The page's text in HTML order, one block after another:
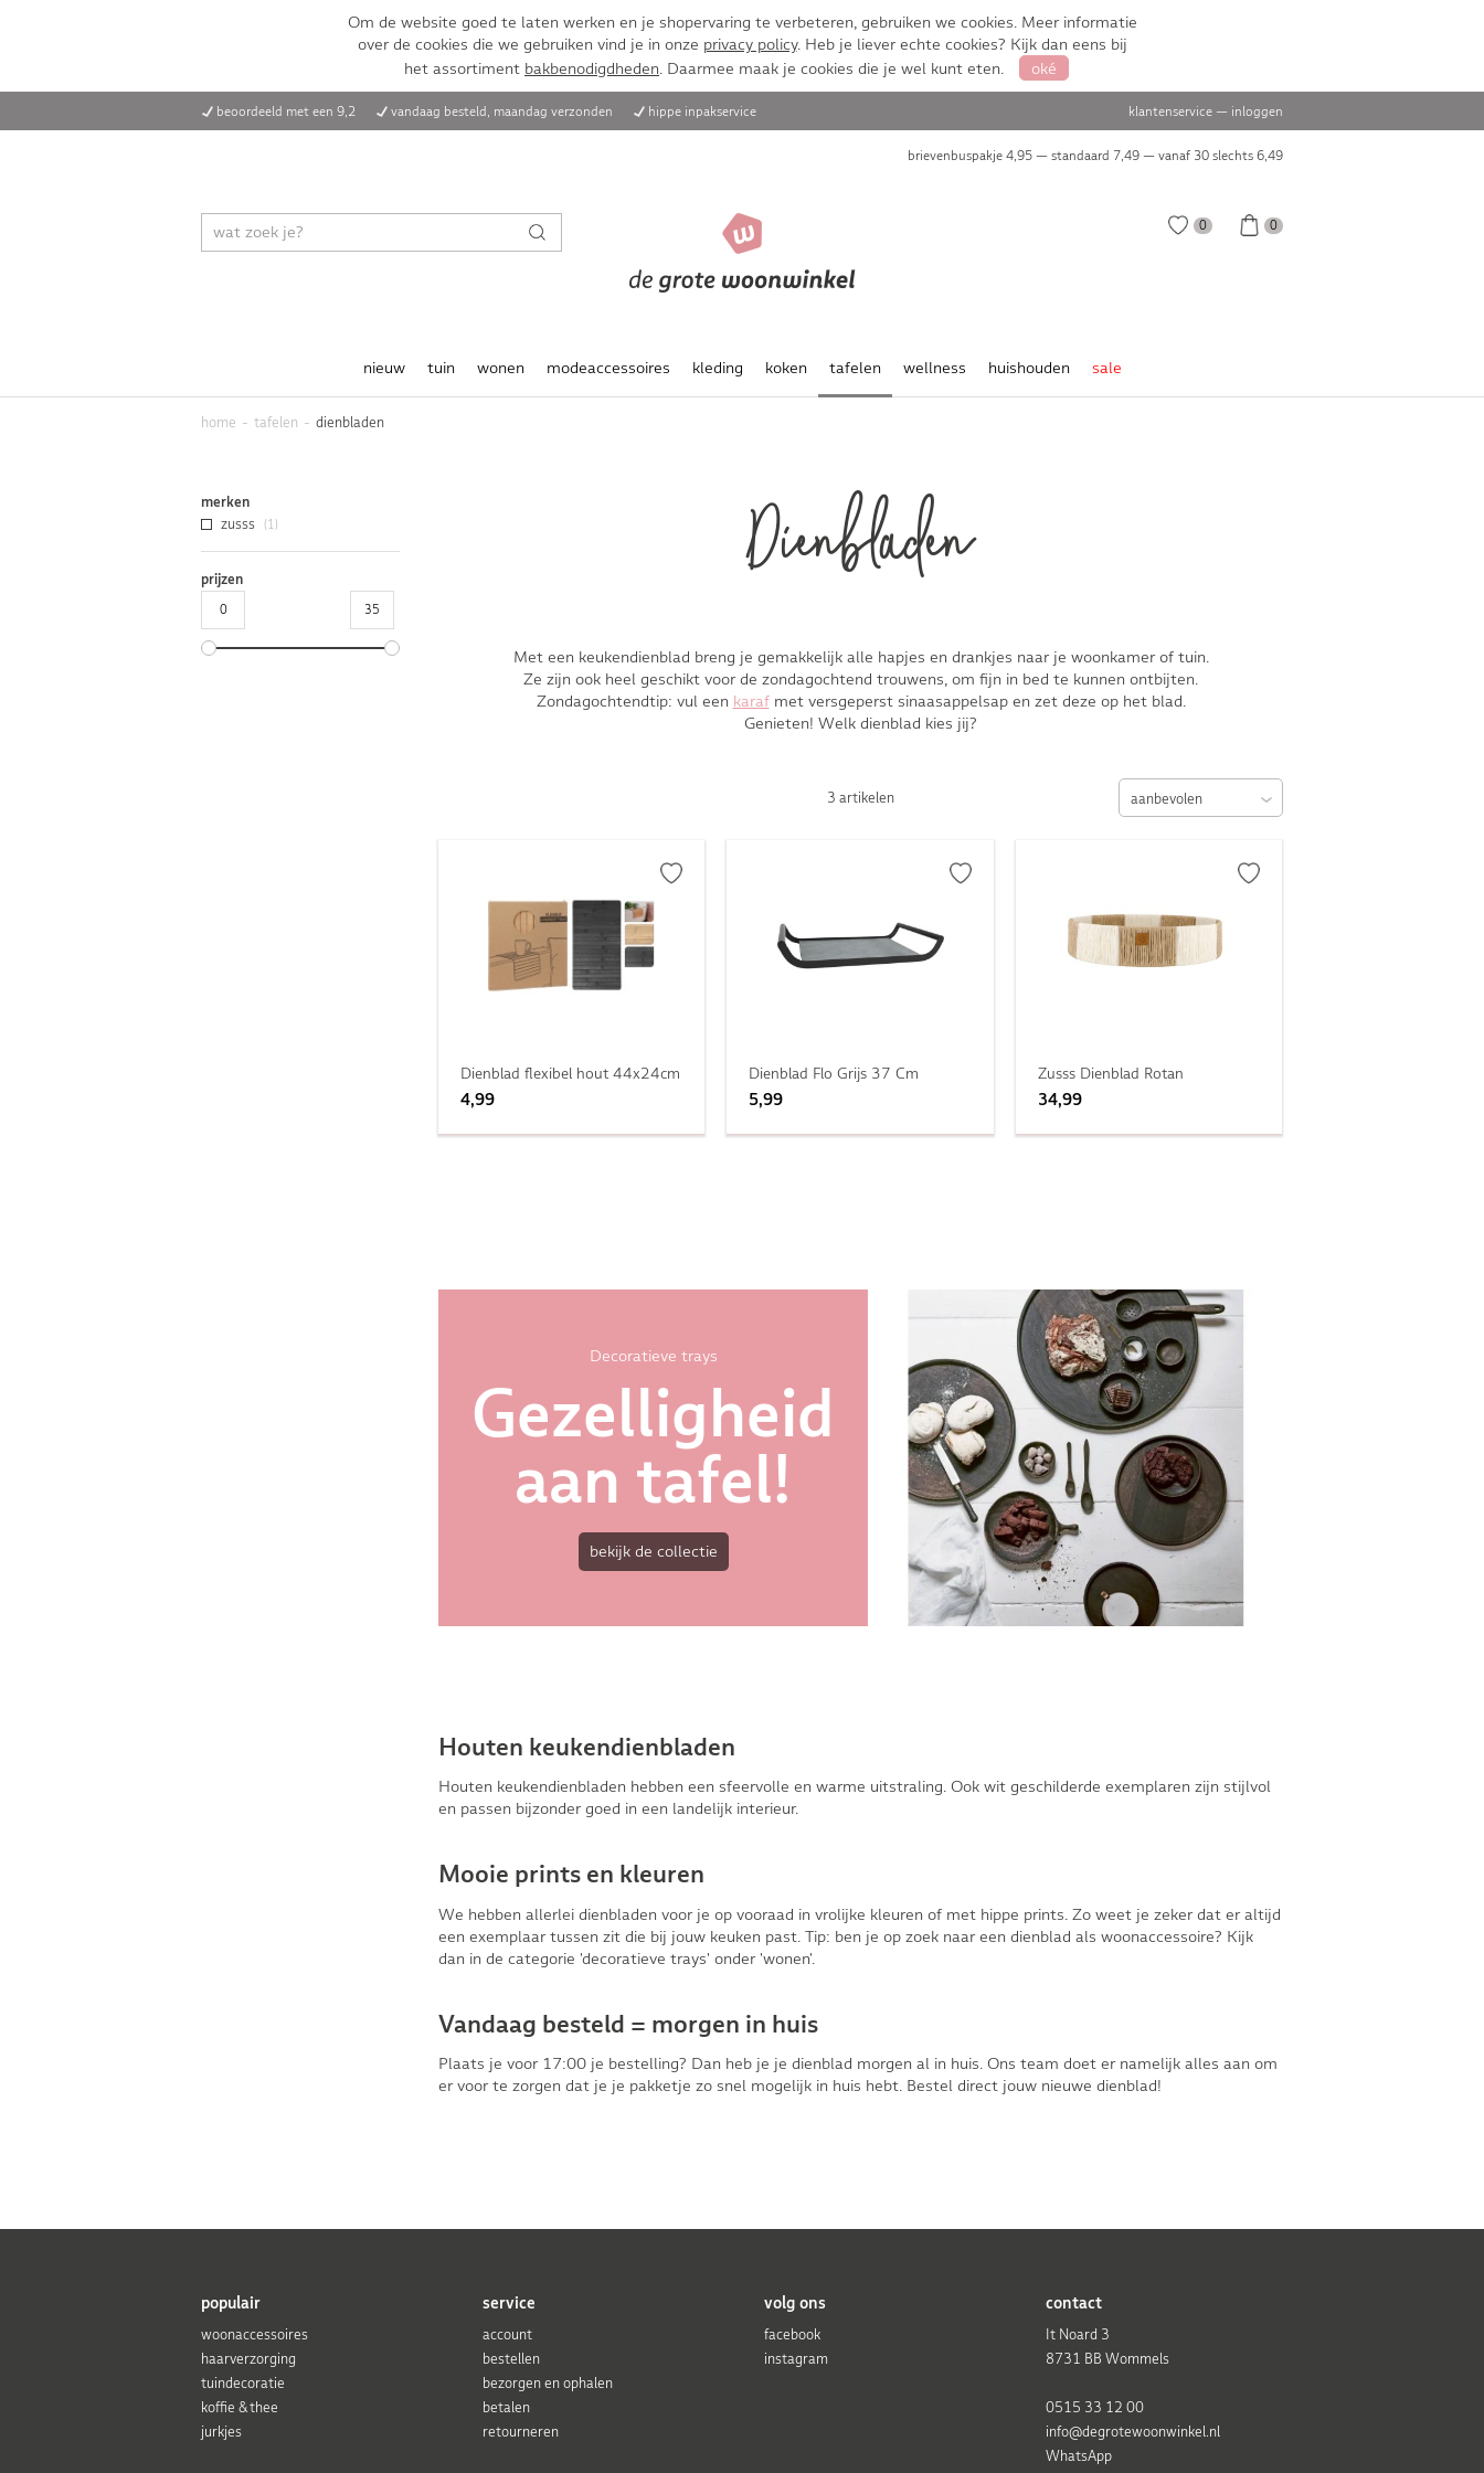
Om de website goed te laten werken en je shopervaring te verbeteren, gebruiken we cookies. Meer informatie
over de cookies die we gebruiken vind je in onze privacy policy. Heb je liever echte cookies? Kijk dan eens bij
het assortiment bakbenodigdheden. Daarmee maak je cookies die je wel kunt eten. oké
beoordeeld met een 9,2 vandaag besteld, maandag verzonden hippe inpakservice klantenservice — inloggen
brievenbuspakje 4,95 — standaard 7,49 — vanaf 30 slechts 6,49
0 0
nieuw tuin wonen modeaccessoires kleding koken tafelen wellness huishouden sale
home tafelen dienbladen
merken
zusss (1)
prijzen Dienbladen
Met een keukendienblad breng je gemakkelijk alle hapjes en drankjes naar je woonkamer of tuin.
Ze zijn ook heel geschikt voor de zondagochtend trouwens, om fijn in bed te kunnen ontbijten.
Zondagochtendtip: vul een karafmet versgeperst sinaasappelsap en zet deze op het blad.
Genieten! Welk dienblad kies jij?
3 artikelen
Dienblad flexibel hout 44x24cm
4,99
Dienblad Flo Grijs 37 Cm
5,99
Zusss Dienblad Rotan
34,99
Decoratieve trays
Gezelligheid
aan tafel!
bekijk de collectie
Houten keukendienbladen
Houten keukendienbladen hebben een sfeervolle en warme uitstraling. Ook wit geschilderde exemplaren zijn stijlvol
en passen bijzonder goed in een landelijk interieur.
Mooie prints en kleuren
We hebben allerlei dienbladen voor je op vooraad in vrolijke kleuren of met hippe prints. Zo weet je zeker dat er altijd
een exemplaar tussen zit die bij jouw keuken past. Tip: ben je op zoek naar een dienblad als woonaccessoire? Kijk
dan in de categorie 'decoratieve trays' onder 'wonen'.
Vandaag besteld = morgen in huis
Plaats je voor 17:00 je bestelling? Dan heb je je dienblad morgen al in huis. Ons team doet er namelijk alles aan om
er voor te zorgen dat je je pakketje zo snel mogelijk in huis hebt. Bestel direct jouw nieuwe dienblad!
populair
woonaccessoires
haarverzorging
tuindecoratie
koffie & thee
jurkjes
service
account
bestellen
bezorgen en ophalen
betalen
retourneren
volg ons
facebook
instagram
contact
It Noard 3
8731 BB Wommels
0515 33 12 00
info@degrotewoonwinkel.nl
WhatsApp